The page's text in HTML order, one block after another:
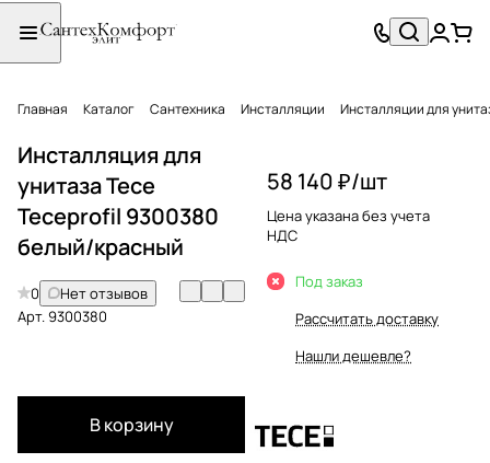
Главная Каталог Сантехника Инсталляции Инсталляции для
Инсталляция для
унитаза Tece
Teceprofil 9300380
белый/красный
0
Нет отзывов
Арт.9300380
В корзину
58 140 ₽/шт
Цена указана без учета
НДС
Под заказ
Рассчитать доставку
Нашли дешевле?